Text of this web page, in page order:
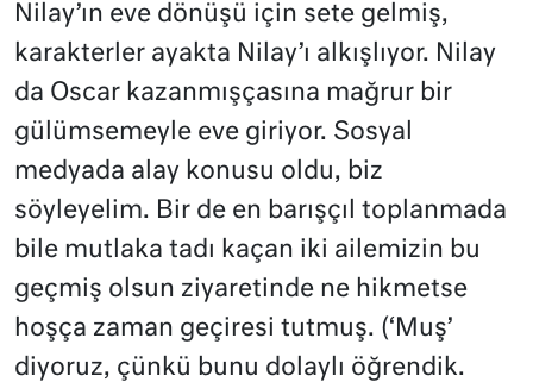
Nilay’ın eve dönüşü için sete gelmiş,
karakterler ayakta Nilay’ı alkışlıyor. Nilay
da Oscar kazanmışçasına mağrur bir
gülümsemeyle eve giriyor. Sosyal
medyada alay konusu oldu, biz
söyleyelim. Bir de en barışçıl toplanmada
bile mutlaka tadı kaçan iki ailemizin bu
geçmiş olsun ziyaretinde ne hikmetse
hoşça zaman geçiresi tutmuş. (‘Muş’
diyoruz, çünkü bunu dolaylı öğrendik.